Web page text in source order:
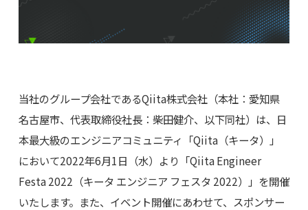
当社のグループ会社であるQiita株式会社（本社：愛知県
名古屋市、代表取締役社長：柴田健介、以下同社）は、日
本最大級のエンジニアコミュニティ「Qiita（キータ）」
において2022年6月1日（水）より「Qiita Engineer
Festa 2022（キータ エンジニア フェスタ 2022）」を開催
いたします。また、イベント開催にあわせて、スポンサー